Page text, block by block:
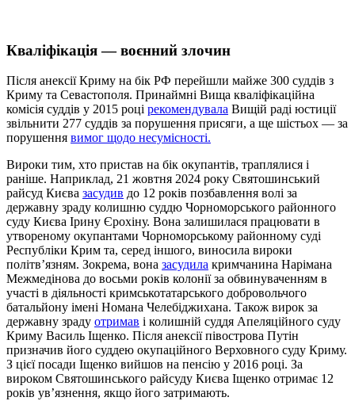
Кваліфікація — воєнний злочин
Після анексії Криму на бік РФ перейшли майже 300 суддів з
Криму та Севастополя. Принаймні Вища кваліфікаційна
комісія суддів у 2015 році рекомендувала Вищій раді юстиції
звільнити 277 суддів за порушення присяги, а ще шістьох — за
порушення вимог щодо несумісності.
Вироки тим, хто пристав на бік окупантів, траплялися і
раніше. Наприклад, 21 жовтня 2024 року Святошинський
райсуд Києва засудив до 12 років позбавлення волі за
державну зраду колишню суддю Чорноморського районного
суду Києва Ірину Єрохіну. Вона залишилася працювати в
утвореному окупантами Чорноморському районному суді
Республіки Крим та, серед іншого, виносила вироки
політвʼязням. Зокрема, вона засудила кримчанина Нарімана
Межмедінова до восьми років колонії за обвинуваченням в
участі в діяльності кримськотатарського добровольчого
батальйону імені Номана Челебіджихана. Також вирок за
державну зраду отримав і колишній суддя Апеляційного суду
Криму Василь Іщенко. Після анексії півострова Путін
призначив його суддею окупаційного Верховного суду Криму.
З цієї посади Іщенко вийшов на пенсію у 2016 році. За
вироком Святошинського райсуду Києва Іщенко отримає 12
років увʼязнення, якщо його затримають.